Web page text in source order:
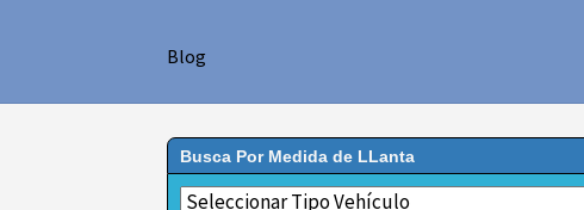
Blog
Busca Por Medida de LLanta